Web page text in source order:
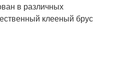
в различных
клееный брус